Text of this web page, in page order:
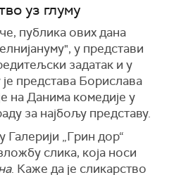
уз глуму
публика ових дана
у представи
задатак и у
је представа Борислава
на Данима комедије у
за најбољу представу.
Галерији „Грин дор“
слика, која носи
. Каже да је сликарство